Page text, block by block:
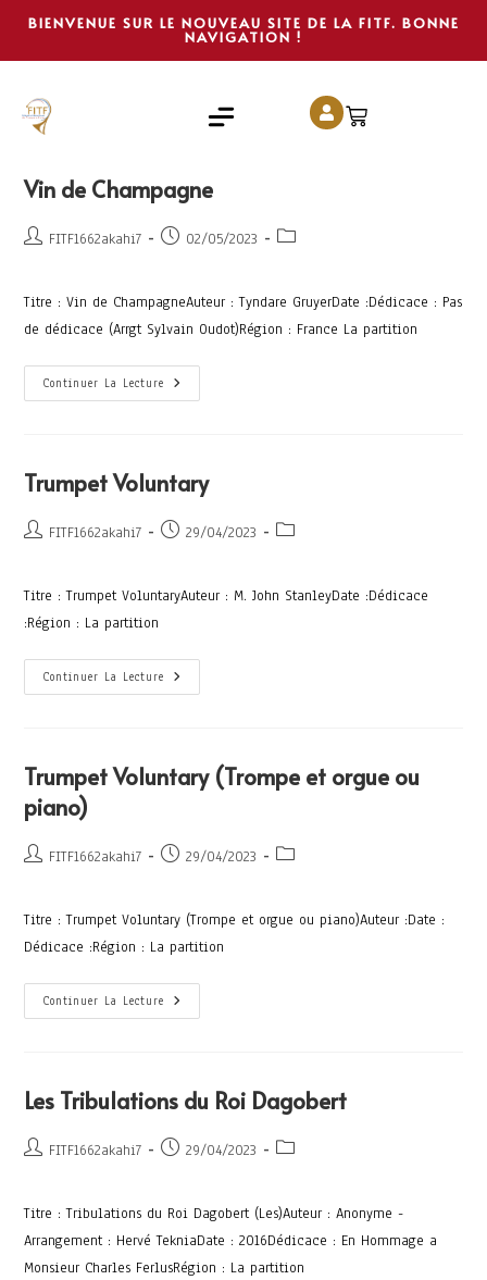
BIENVENUE SUR LE NOUVEAU SITE DE LA FITF. BONNE
NAVIGATION !
Vin de Champagne
FITF1662akahi7 02/05/2023
Titre : Vin de ChampagneAuteur : Tyndare GruyerDate :Dédicace : Pas
de dédicace (Arrgt Sylvain Oudot)Région : France La partition
Continuer La Lecture
Trumpet Voluntary
FITF1662akahi7 29/04/2023
Titre : Trumpet VoluntaryAuteur : M. John StanleyDate :Dédicace
:Région : La partition
Continuer La Lecture
Trumpet Voluntary (Trompe et orgue ou
piano)
FITF1662akahi7 29/04/2023
Titre : Trumpet Voluntary (Trompe et orgue ou piano)Auteur :Date :
Dédicace :Région : La partition
Continuer La Lecture
Les Tribulations du Roi Dagobert
FITF1662akahi7 29/04/2023
Titre : Tribulations du Roi Dagobert (Les)Auteur : Anonyme -
Arrangement : Hervé TekniaDate : 2016Dédicace : En Hommage a
Monsieur Charles FerlusRégion : La partition